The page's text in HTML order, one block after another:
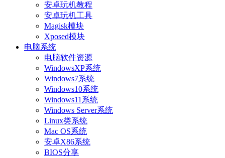
安卓玩机教程
安卓玩机工具
Magisk模块
Xposed模块
电脑系统
电脑软件资源
WindowsXP系统
Windows7系统
Windows10系统
Windows11系统
Windows Server系统
Linux类系统
Mac OS系统
安卓X86系统
BIOS分享